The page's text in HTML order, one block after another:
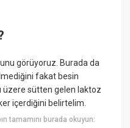
görüyoruz. Burada da
fakat besin
üzere sütten gelen laktoz
içerdiğini belirtelim.
tamamını burada okuyun: